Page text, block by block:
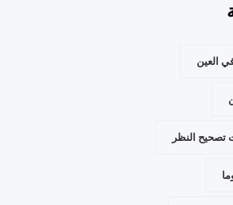
العين
تصحيح النظر